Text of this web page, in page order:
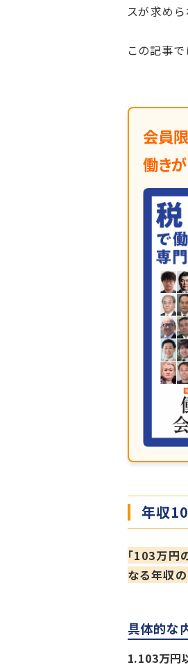
スが求めら
この記事
会員
働き
年収
「103万円
なる年収
具体的な
1.103万円